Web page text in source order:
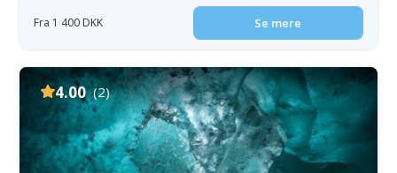
Fra 1 400 DKK Se mere
4.00 (2)